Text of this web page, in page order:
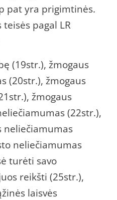
pat yra prigimtinės.
pagal LR
(19str.), žmogaus
(20str.), žmogaus
žmogaus
(22str.),
neliečiamumas
neliečiamumas
turėti savo
reikšti (25str.),
laisvės